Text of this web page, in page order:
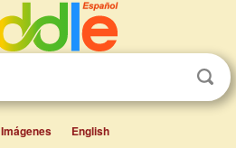
Imágenes English